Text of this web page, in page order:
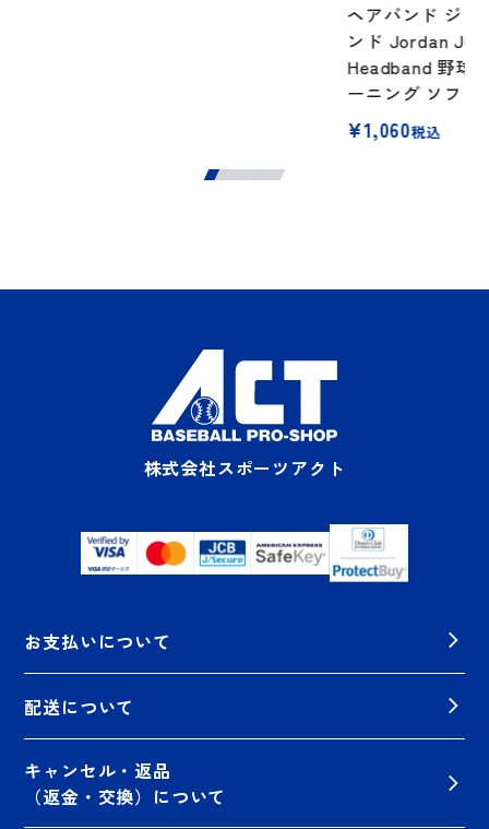
ヘアバンド ジョ
ンド Jordan
Headband 野球
ーニング ソフト
¥1,060税込
株式会社スポーツアクト
お支払いについて
配送について
キャンセル・返品
（返金・交換）について